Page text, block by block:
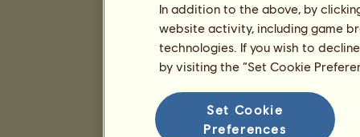
In addition to the above, by
website activity, including game
technologies. If you wish to
by visiting the “Set Cookie
Set Cookie
Preferences